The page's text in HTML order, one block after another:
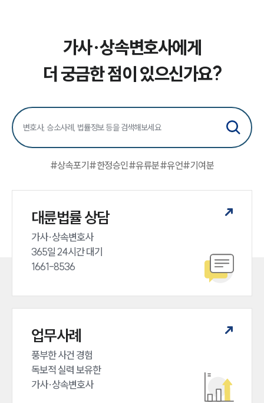
가사·상속변호사에게
더 궁금한 점이 있으신가요?
#상속포기 #한정승인#유류분#유언#기여분
대륜법률 상담
가사·상속변호사
365일 24시간 대기
1661-8536
업무사례
풍부한 사건 경험
독보적 실력 보유한
가사·상속변호사